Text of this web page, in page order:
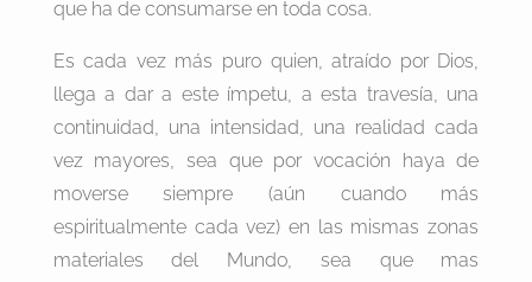
que ha de consumarse en toda cosa.
Es cada vez más puro quien, atraído por Dios,
llega a dar a este ímpetu, a esta travesía, una
continuidad, una intensidad, una realidad cada
vez mayores, sea que por vocación haya de
moverse siempre (aún cuando más
espiritualmente cada vez) en las mismas zonas
materiales del Mundo, sea que mas